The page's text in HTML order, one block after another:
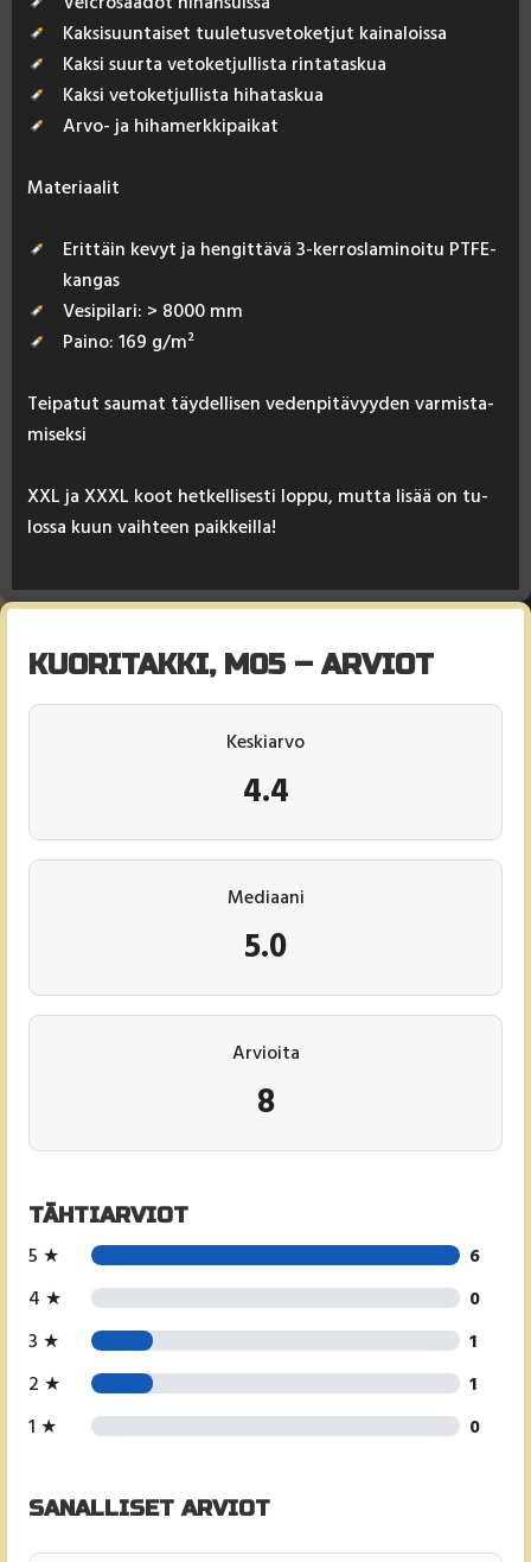
Kaksisuuntaiset tuuletusvetoketjut kainaloissa
Kaksi suurta vetoketjullista rintataskua
Kaksi vetoketjullista hihataskua
Arvo- ja hihamerkkipaikat
Ma­te­riaa­lit
Erittäin kevyt ja hengittävä 3-kerroslaminoitu PTFE-
kangas
Vesipilari: > 8000 mm
Paino: 169 g/m²
Tei­pa­tut sau­mat täy­del­li­sen ve­den­pi­tä­vyy­den var­mis­ta­
mi­sek­si
XXL ja XXXL koot het­kel­li­ses­ti lop­pu, mut­ta li­sää on tu­
los­sa kuun vaih­teen paik­keil­la!
KUORITAKKI, M05 – ARVIOT
Keskiarvo
4.4
Mediaani
5.0
Arvioita
8
TÄHTIARVIOT
5 ★
6
4 ★
0
3 ★
1
2 ★
1
1 ★
0
SANALLISET ARVIOT